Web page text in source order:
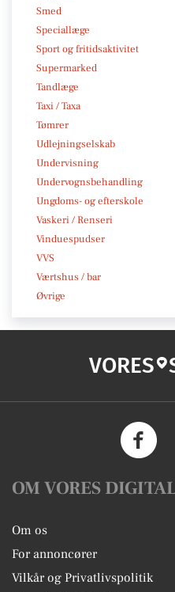
Smed
Speciallæge
Sport og fritidsaktivitet
Supermarked
Tandlæge
Taxi / Taxa
Tømrer
Udlejningselskab
Undervisning
Undervognsbehandling
Ungdoms- og efterskole
Vaskeri / Renseri
Vinduespudser
VVS
Værtshus / bar
Øvrige
VORES
OM VORES
Om os
For annoncører
Vilkår og Privatlivspolitik